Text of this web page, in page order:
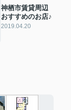
神栖市賃貸周辺
おすすめのお店♪
2019.04.20